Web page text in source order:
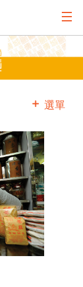
選單